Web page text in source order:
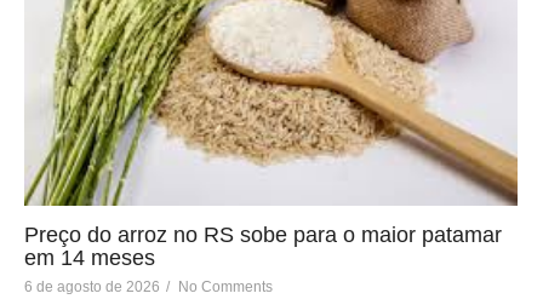
Preço do arroz no RS sobe para o maior patamar
em 14 meses
6 de agosto de 2026 / No Comments